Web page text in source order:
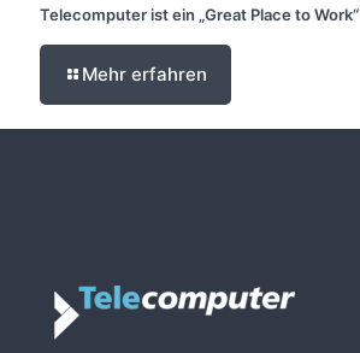
Telecomputer ist ein „Great Place to Work“
Mehr erfahren